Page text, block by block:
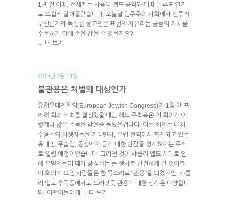
1년 전 이때, 전세계는 샤를리 엡도 공격과 뒤따른 추모 열기
로 뜨겁게 달아올랐습니다. 오늘날 민주주의 사회에서 전투적
무신론자와 독실한 종교인은 표현의 자유라는 공동의 가치를
수호하기 위해 손을 잡을 수 있을까요?
→ 더 보기
2015년 2월 11일.
불관용은 처벌의 대상인가
유럽유대인회의(European Jewish Congress)가 1월 말 프
라하 회의 개최를 결정했을 때만 해도 주최측은 이 회의가 이
렇게나 많은 주목을 받을줄 몰랐을겁니다. 이번 회의는 나치
수용소의 희생자들을 기리면서, 유럽 전역에서 확산되고 있는
유대인, 무슬림, 동성애자 등에 대한 반감을 경계하자는 주제
로 열릴 예정이었습니다. 그러던 것이 샤를리 엡도 사태로 인
해 유명인들이 대거 참석하는 큰 행사로 발전하게 된 것이죠.
이 회의에 모인 사람들은 한 목소리로 “관용”을 외쳤지만, 샤를
리 엡도 후폭풍에서도 드러났듯 관용에 대한 생각은 다양합니
다. 어떤이들에게
→ 더 보기